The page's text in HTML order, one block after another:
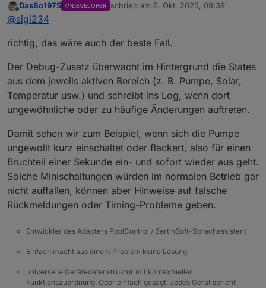
besonders, wenn ihr den neuen SystemCheck
Na ja, viel steht da nicht drinnen?
Online
DasBo1975 DEVELOPER schrieb am 6. Okt. 2025, 09:39
zuletzt editiert von
@sigi234
richtig, das wäre auch der beste Fall.
Der Debug-Zusatz überwacht im Hintergrund die States
aus dem jeweils aktiven Bereich (z. B. Pumpe, Solar,
Temperatur usw.) und schreibt ins Log, wenn dort
ungewöhnliche oder zu häufige Änderungen auftreten.
Damit sehen wir zum Beispiel, wenn sich die Pumpe
ungewollt kurz einschaltet oder flackert, also für einen
Bruchteil einer Sekunde ein- und sofort wieder aus geht.
Solche Minischaltungen würden im normalen Betrieb gar
nicht auffallen, können aber Hinweise auf falsche
Rückmeldungen oder Timing-Probleme geben.
Entwickler des Adapters PoolControl / BertinSoft-Sprachassistent
Einfach macht aus einem Problem keine Lösung
universelle Gerätedatenstruktur mit kontextueller
Funktionszuordnung. Oder einfach gesagt: Jedes Gerät spricht